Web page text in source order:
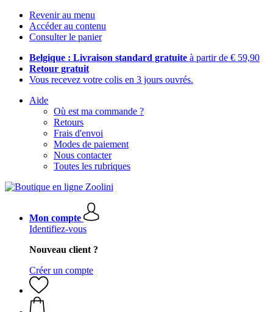
Revenir au menu
Accéder au contenu
Consulter le panier
Belgique : Livraison standard gratuite à partir de € 59,90
Retour gratuit
Vous recevez votre colis en 3 jours ouvrés.
Aide
Où est ma commande ?
Retours
Frais d'envoi
Modes de paiement
Nous contacter
Toutes les rubriques
Mon compte
Identifiez-vous
Nouveau client ?
Créer un compte